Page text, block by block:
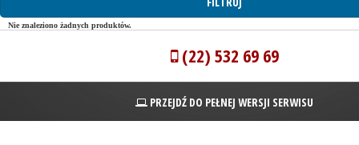
Nie znaleziono żadnych produktów.
(22) 532 69 69
PRZEJDŹ DO PEŁNEJ WERSJI SERWISU